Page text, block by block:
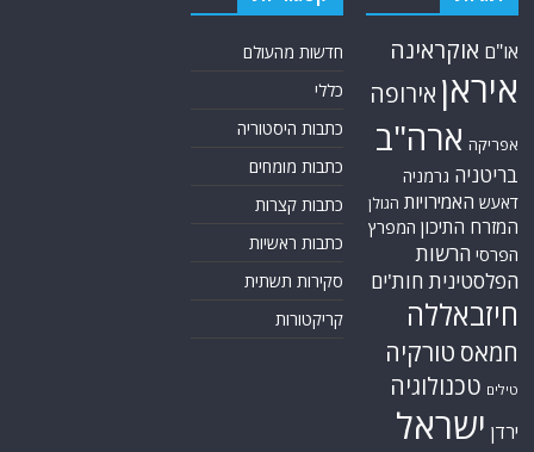
או"ם אוקראינה
איראן אירופה
אפריקה ארה"ב
בריטניה גרמניה
דאעש האמירויות הגולן
המזרח התיכון המפרץ
הפרסי הרשות
הפלסטינית חות'ים
חיזבאללה
חמאס טורקיה
טילים טכנולוגיה
ירדן ישראל
חדשות מהעולם
כללי
כתבות היסטוריה
כתבות מומחים
כתבות קצרות
כתבות ראשיות
סקירות תשתית
קריקטורות